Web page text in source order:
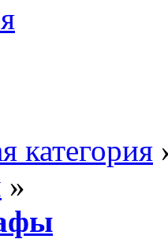
категория
»